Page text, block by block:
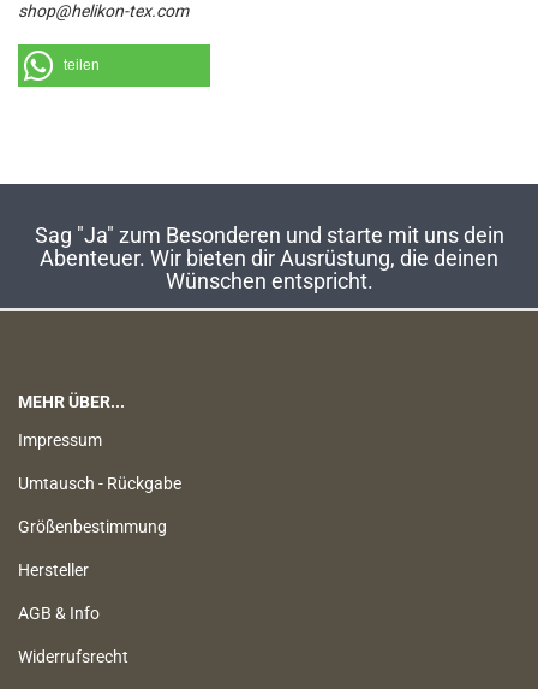
shop@helikon-tex.com
teilen
Sag "Ja" zum Besonderen und starte mit uns dein
Abenteuer. Wir bieten dir Ausrüstung, die deinen
Wünschen entspricht.
MEHR ÜBER...
Impressum
Umtausch - Rückgabe
Größenbestimmung
Hersteller
AGB & Info
Widerrufsrecht